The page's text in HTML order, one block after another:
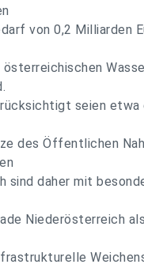
von 0,2 Milliarden
österreichischen
seien etwa
des Öffentlichen
sind daher mit
Niederösterreich